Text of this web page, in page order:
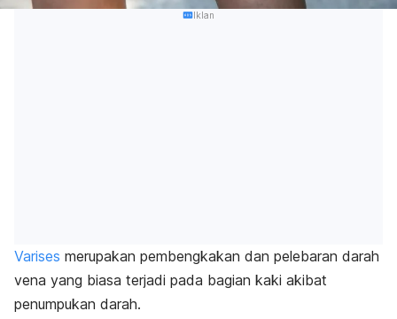
Iklan
Varises merupakan pembengkakan dan pelebaran darah
vena yang biasa terjadi pada bagian kaki akibat
penumpukan darah.